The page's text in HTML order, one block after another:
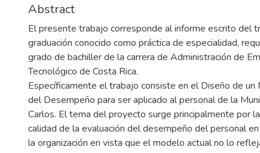
Abstract
El presente trabajo corresponde al informe escrito del
graduación conocido como práctica de especialidad,
grado de bachiller de la carrera de Administración de
Tecnológico de Costa Rica.
Específicamente el trabajo consiste en el Diseño de un
del Desempeño para ser aplicado al personal de la
Carlos. El tema del proyecto surge principalmente por
calidad de la evaluación del desempeño del personal
la organización en vista que el modelo actual no lo